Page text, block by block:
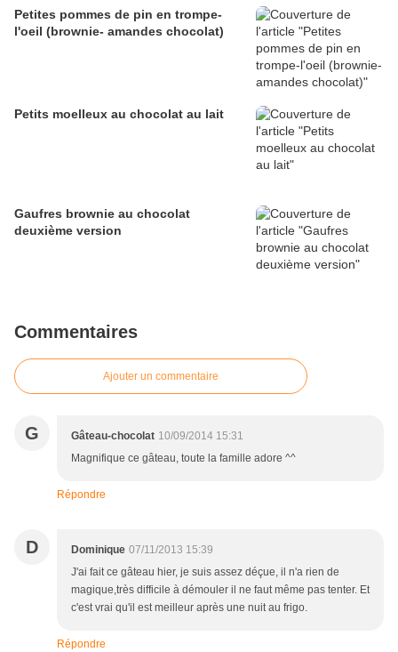
Petites pommes de pin en trompe-
l'oeil (brownie- amandes chocolat)
Petits moelleux au chocolat au lait
Gaufres brownie au chocolat
deuxième version
Commentaires
Ajouter un commentaire
G Gâteau-chocolat 10/09/2014 15:31
Magnifique ce gâteau, toute la famille adore ^^
Répondre
D Dominique 07/11/2013 15:39
J'ai fait ce gâteau hier, je suis assez déçue, il n'a rien de
magique,très difficile à démouler il ne faut même pas tenter. Et
c'est vrai qu'il est meilleur après une nuit au frigo.
Répondre